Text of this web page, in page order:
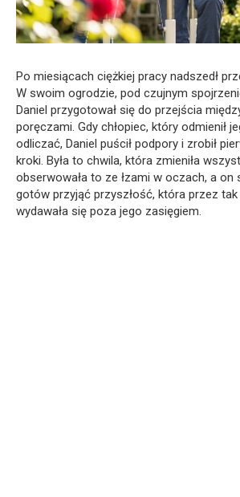
Po miesiącach ciężkiej pracy nadszedł
W swoim ogrodzie, pod czujnym
Daniel przygotował się do przejścia
poręczami. Gdy chłopiec, który odmienił
odliczać, Daniel puścił podpory i zrobił
kroki. Była to chwila, która zmieniła
obserwowała to ze łzami w oczach, a on
gotów przyjąć przyszłość, która przez tak
wydawała się poza jego zasięgiem.